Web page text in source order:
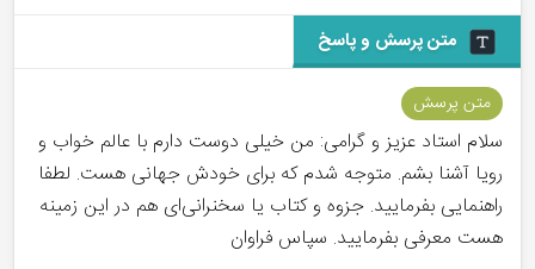
متن پرسش و پاسخ
متن پرسش
سلام استاد عزیز و گرامی: من خیلی دوست دارم با عالم خواب و
رویا آشنا بشم. متوجه شدم که برای خودش جهانی هست. لطفا
راهنمایی بفرمایید. جزوه و کتاب یا سخنرانی‌ای هم در این زمینه
هست معرفی بفرمایید. سپاس فراوان